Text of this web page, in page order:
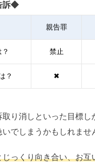
訴◆
親告罪
禁止
？ ✖
り消しといった目標し
でしまうかもしれませ
じっくり向き合い、お互